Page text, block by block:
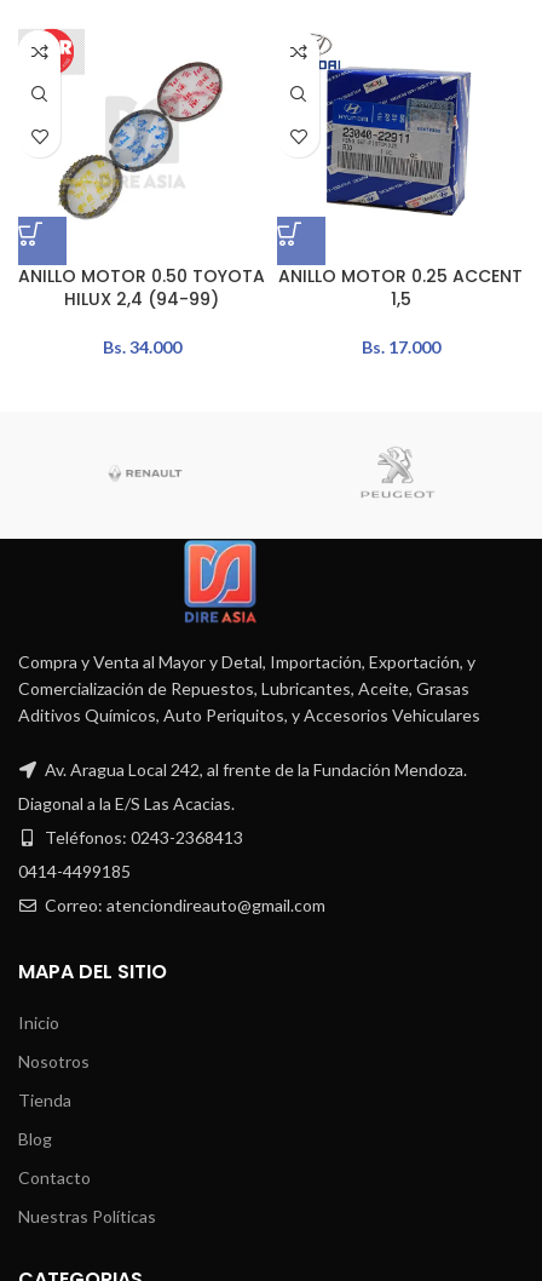
ANILLO MOTOR 0.50 TOYOTA
HILUX 2,4 (94-99)
Bs.34.000
ANILLO MOTOR 0.25 ACCENT
1,5
Bs.17.000
Compra y Venta al Mayor y Detal, Importación, Exportación, y
Comercialización de Repuestos, Lubricantes, Aceite, Grasas
Aditivos Químicos, Auto Periquitos, y Accesorios Vehiculares
Av. Aragua Local 242, al frente de la Fundación Mendoza.
Diagonal a la E/S Las Acacias.
Teléfonos: 0243-2368413
0414-4499185
Correo: atenciondireauto@gmail.com
MAPA DEL SITIO
Inicio
Nosotros
Tienda
Blog
Contacto
Nuestras Políticas